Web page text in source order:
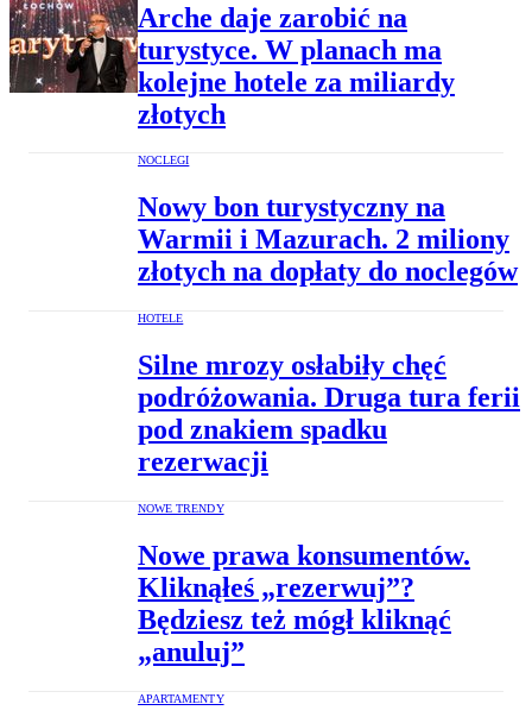
Arche daje zarobić na
turystyce. W planach ma
kolejne hotele za miliardy
złotych
NOCLEGI
Nowy bon turystyczny na
Warmii i Mazurach. 2 miliony
złotych na dopłaty do noclegów
HOTELE
Silne mrozy osłabiły chęć
podróżowania. Druga tura ferii
pod znakiem spadku
rezerwacji
NOWE TRENDY
Nowe prawa konsumentów.
Kliknąłeś „rezerwuj”?
Będziesz też mógł kliknąć
„anuluj”
APARTAMENTY